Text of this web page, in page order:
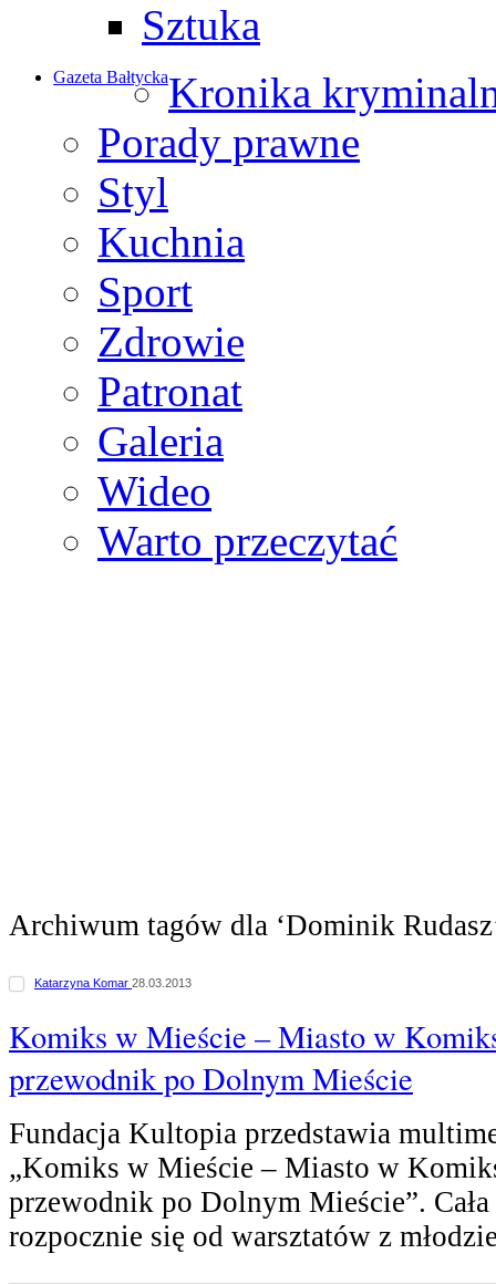
Sztuka
Gazeta BałtyckaKronika
Porady prawne
Styl
Kuchnia
Sport
Zdrowie
Patronat
Galeria
Wideo
Warto przeczytać
Archiwum tagów dla ‘Dominik
Katarzyna Komar 28.03.2013
Komiks w Mieście – Miasto w
przewodnik po Dolnym Mieście
Fundacja Kultopia przedstawia
„Komiks w Mieście – Miasto w
przewodnik po Dolnym Mieście”. Cała
rozpocznie się od warsztatów z